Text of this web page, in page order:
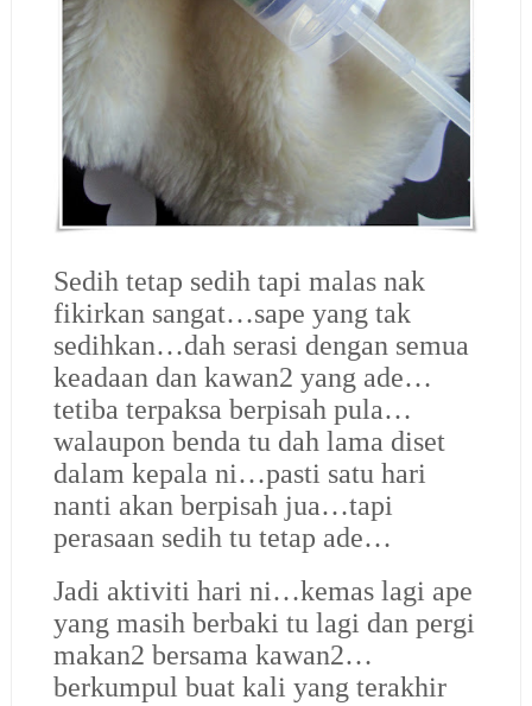
Sedih tetap sedih tapi malas nak
fikirkan sangat…sape yang tak
sedihkan…dah serasi dengan semua
keadaan dan kawan2 yang ade…
tetiba terpaksa berpisah pula…
walaupon benda tu dah lama diset
dalam kepala ni…pasti satu hari
nanti akan berpisah jua…tapi
perasaan sedih tu tetap ade…
Jadi aktiviti hari ni…kemas lagi ape
yang masih berbaki tu lagi dan pergi
makan2 bersama kawan2…
berkumpul buat kali yang terakhir